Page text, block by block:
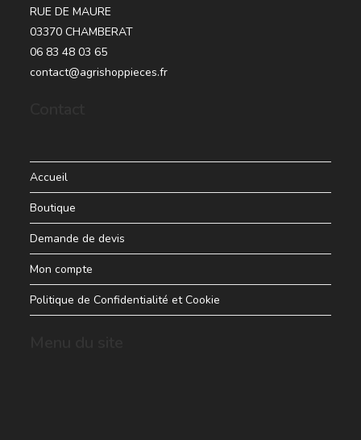
RUE DE MAURE
03370 CHAMBERAT
06 83 48 03 65
contact@agrishoppieces.fr
Accueil
Boutique
Demande de devis
Mon compte
Politique de Confidentialité et Cookie